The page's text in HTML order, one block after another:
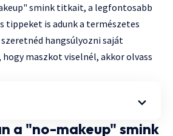
smink titkait, a legfontosabb
tippeket is adunk a természetes
hangsúlyozni saját
maszkot viselnél, akkor olvass
a "no-makeup" smink